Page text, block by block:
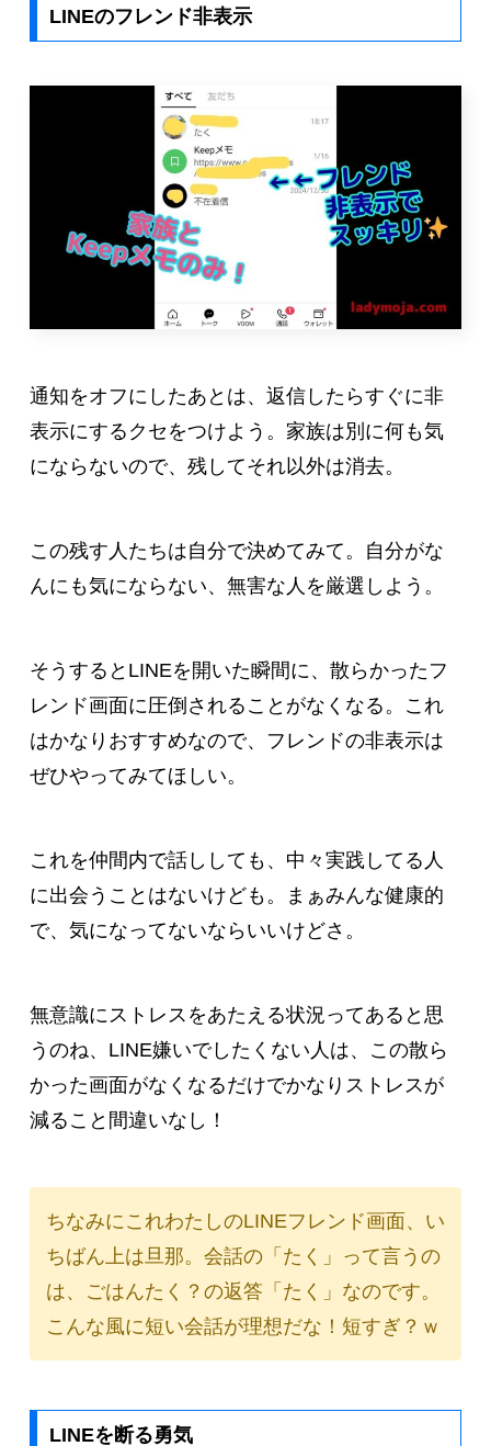
LINEのフレンド非表示
通知をオフにしたあとは、返信したらすぐに非
表示にするクセをつけよう。家族は別に何も気
にならないので、残してそれ以外は消去。
この残す人たちは自分で決めてみて。自分がな
んにも気にならない、無害な人を厳選しよう。
そうするとLINEを開いた瞬間に、散らかったフ
レンド画面に圧倒されることがなくなる。これ
はかなりおすすめなので、フレンドの非表示は
ぜひやってみてほしい。
これを仲間内で話ししても、中々実践してる人
に出会うことはないけども。まぁみんな健康的
で、気になってないならいいけどさ。
無意識にストレスをあたえる状況ってあると思
うのね、LINE嫌いでしたくない人は、この散ら
かった画面がなくなるだけでかなりストレスが
減ること間違いなし！
ちなみにこれわたしのLINEフレンド画面、い
ちばん上は旦那。会話の「たく」って言うの
は、ごはんたく？の返答「たく」なのです。
こんな風に短い会話が理想だな！短すぎ？ｗ
LINEを断る勇気